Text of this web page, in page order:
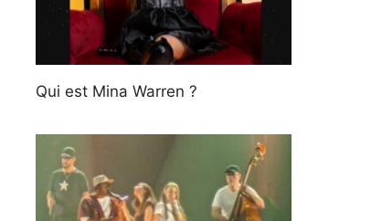
Qui est Mina Warren ?